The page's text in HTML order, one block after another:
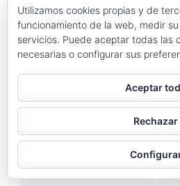
Utilizamos cookies propias y de
funcionamiento de la web, medir
servicios. Puede aceptar todas las
necesarias o configurar sus
Aceptar
Rechazar